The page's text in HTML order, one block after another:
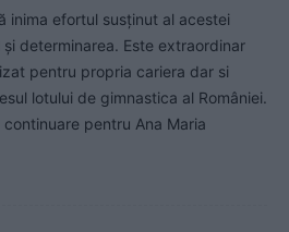
inima efortul susținut al acestei
determinarea. Este extraordinar
pentru propria cariera dar si
lotului de gimnastica al României.
pentru Ana Maria